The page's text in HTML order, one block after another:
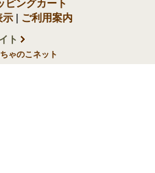
ピングカート
示 | ご利用案内
ト
ゃのこネット